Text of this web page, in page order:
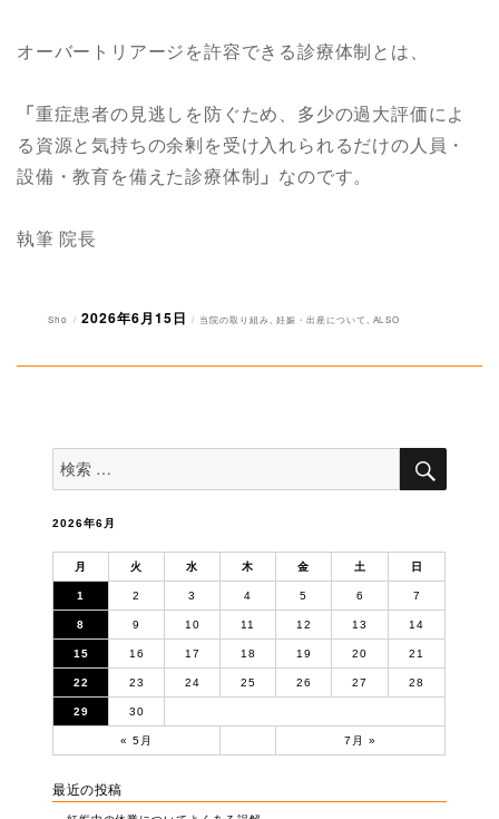
オーバートリアージを許容できる診療体制とは、
「 重症患者の見逃しを防ぐため、多少の過大評価によ
る資源と気持ちの余剰を受け入れられるだけの人員・
設備・教育を備えた診療体制 」 なのです。
執筆 院長
投
Sho
投
2026年6月15日
カ
当院の取り組み 妊娠・出産について ALSO
索
対
検
2026年6月
月 火 水 木 金 土 日
« 5月 7月 »
1 2 3 4 5 6 7
8 9 10 11 12 13 14
15 16 17 18 19 20 21
22 23 24 25 26 27 28
29 30
最近の投稿